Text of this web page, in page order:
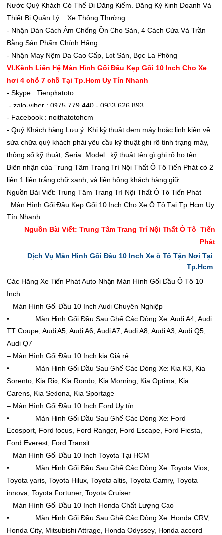
Nước Quý Khách Có Thể Đi Đăng Kiểm. Đăng Ký Kinh Doanh Và
Thiết Bị Quản Lý Xe Thông Thường
- Nhận Dán Cách Âm Chống Ồn Cho Sàn, 4 Cách Cửa Và Trần
Bằng Sản Phẩm Chính Hãng
- Nhận May Nệm Da Cao Cấp, Lót Sàn, Bọc La Phông
VI.Kênh Liên Hệ Màn Hình Gối Đầu Kẹp Gối 10 Inch Cho Xe
hơi 4 chỗ 7 chỗ Tại Tp.Hcm Uy Tín Nhanh
- Skype : Tienphatoto
- zalo-viber : 0975.779.440 - 0933.626.893
- Facebook : noithatotohcm
- Quý Khách hàng Lưu ý: Khi kỹ thuật đem máy hoặc linh kiện về
sửa chữa quý khách phải yêu cầu kỹ thuật ghi rõ tình trạng máy,
thông số kỹ thuật, Seria. Model...kỹ thuật tên gì ghi rõ họ tên.
Biên nhận của Trung Tâm Trang Trí Nội Thất Ô Tô Tiến Phát có 2
liên 1 liên trắng chữ xanh, và liên hồng khách hàng giữ:
Nguồn Bài Viết: Trung Tâm Trang Trí Nội Thất Ô Tô Tiến Phát
Màn Hình Gối Đầu Kẹp Gối 10 Inch Cho Xe Ô Tô Tại Tp.Hcm Uy
Tín Nhanh
Nguồn Bài Viết: Trung Tâm Trang Trí Nội Thất Ô Tô Tiến
Phát
Dịch Vụ Màn Hình Gối Đầu 10 Inch Xe ô Tô Tận Nơi Tại
Tp.Hcm
Các Hãng Xe Tiến Phát Auto Nhận Màn Hình Gối Đầu Ô Tô 10
Inch.
– Màn Hình Gối Đầu 10 Inch Audi Chuyên Nghiệp
• Màn Hình Gối Đầu Sau Ghế Các Dòng Xe: Audi A4, Audi
TT Coupe, Audi A5, Audi A6, Audi A7, Audi A8, Audi A3, Audi Q5,
Audi Q7
– Màn Hình Gối Đầu 10 Inch kia Giá rẻ
• Màn Hình Gối Đầu Sau Ghế Các Dòng Xe: Kia K3, Kia
Sorento, Kia Rio, Kia Rondo, Kia Morning, Kia Optima, Kia
Carens, Kia Sedona, Kia Sportage
– Màn Hình Gối Đầu 10 Inch Ford Uy tín
• Màn Hình Gối Đầu Sau Ghế Các Dòng Xe: Ford
Ecosport, Ford focus, Ford Ranger, Ford Escape, Ford Fiesta,
Ford Everest, Ford Transit
– Màn Hình Gối Đầu 10 Inch Toyota Tại HCM
• Màn Hình Gối Đầu Sau Ghế Các Dòng Xe: Toyota Vios,
Toyota yaris, Toyota Hilux, Toyota altis, Toyota Camry, Toyota
innova, Toyota Fortuner, Toyota Cruiser
– Màn Hình Gối Đầu 10 Inch Honda Chất Lượng Cao
• Màn Hình Gối Đầu Sau Ghế Các Dòng Xe: Honda CRV,
Honda City, Mitsubishi Attrage, Honda Odyssey, Honda accord